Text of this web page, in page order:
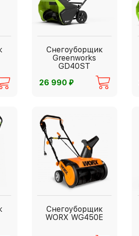
Снегоуборщик
Greenworks
GD40ST
26 990 ⃏
Снегоуборщик
WORX WG450E